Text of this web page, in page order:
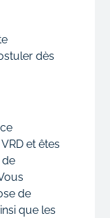
dès
et êtes
de
de
que les